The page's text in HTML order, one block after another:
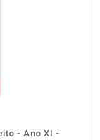
- Ano XI -